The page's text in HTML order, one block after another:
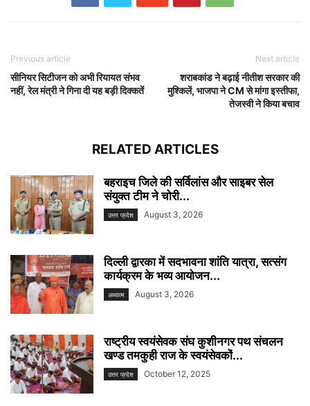
Previous article
सीनियर सिटीजन को अभी रियायत संभव
नहीं, रेल मंत्री ने गिना दी यह बड़ी दिक्कतें
Next article
शराबकांड ने बढ़ाई नीतीश सरकार की
मुश्किलें, भाजपा ने CM से मांगा इस्तीफा,
तेजस्वी ने किया बचाव
RELATED ARTICLES
बहराइच जिले की सर्विलांस और साइबर सेल
संयुक्त टीम ने चोरी...
उत्तर प्रदेश August 3, 2026
दिल्ली द्वारका में सदभावना शांति यात्रा, सत्संग
कार्यक्रम के भव्य आयोजन...
अध्यात्म August 3, 2026
राष्ट्रीय स्वयंसेवक संघ कुशीनगर पथ संचलन
खण्ड तमकुही राज के स्वयंसेवकों...
उत्तर प्रदेश October 12, 2025